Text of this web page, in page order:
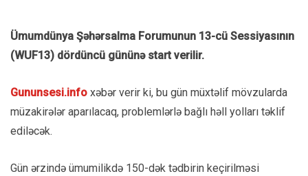
Ümumdünya Şəhərsalma Forumunun 13-cü Sessiyasının
(WUF13) dördüncü gününə start verilir.
Gununsesi.info xəbər verir ki, bu gün müxtəlif mövzularda
müzakirələr aparılacaq, problemlərlə bağlı həll yolları təklif
ediləcək.
Gün ərzində ümumilikdə 150-dək tədbirin keçirilməsi